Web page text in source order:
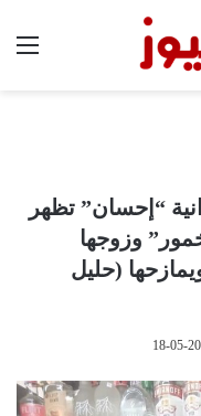
“إحسان” تظهر
وزوجها
(حليل